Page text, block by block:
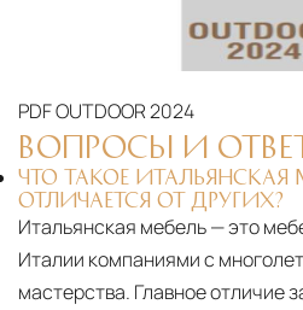
PDFOUTDOOR 2024
ВОПРОСЫ И
ЧТО ТАКОЕ ИТАЛЬЯНСКАЯ
ОТЛИЧАЕТСЯ ОТ ДРУГИХ?
Итальянская мебель — это
Италии компаниями с
мастерства. Главное отличие